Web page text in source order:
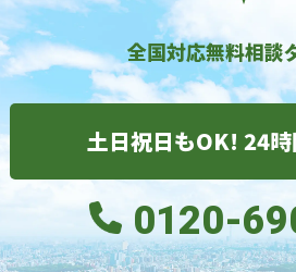
全国対応無料相談
土日祝日もOK! 24
0120-